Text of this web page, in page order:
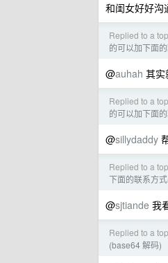
和闺女好好沟
Replied to a
的可以加下面
@auhah 其实
Replied to a
的可以加下面
@sillydaddy
Replied to a
下面的联系方
@sjtiande 我
Replied to a
(base64 解码)